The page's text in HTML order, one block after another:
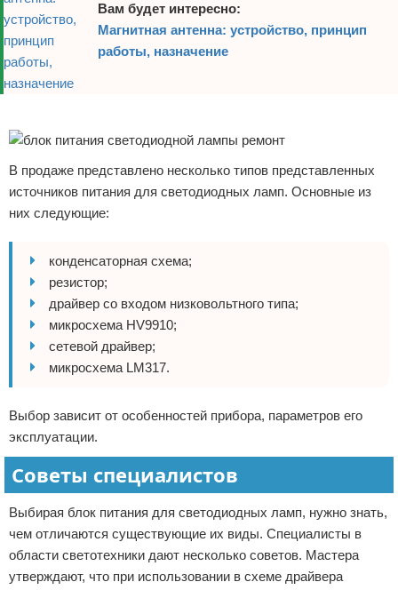
Вам будет интересно:
Магнитная антенна: устройство, принцип
работы, назначение
В продаже представлено несколько типов представленных
источников питания для светодиодных ламп. Основные из
них следующие:
конденсаторная схема;
резистор;
драйвер со входом низковольтного типа;
микросхема HV9910;
сетевой драйвер;
микросхема LM317.
Выбор зависит от особенностей прибора, параметров его
эксплуатации.
Советы специалистов
Выбирая блок питания для светодиодных ламп, нужно знать,
чем отличаются существующие их виды. Специалисты в
области светотехники дают несколько советов. Мастера
утверждают, что при использовании в схеме драйвера